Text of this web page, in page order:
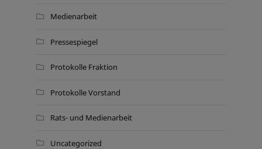
Medienarbeit
Pressespiegel
Protokolle Fraktion
Protokolle Vorstand
Rats- und Medienarbeit
Uncategorized